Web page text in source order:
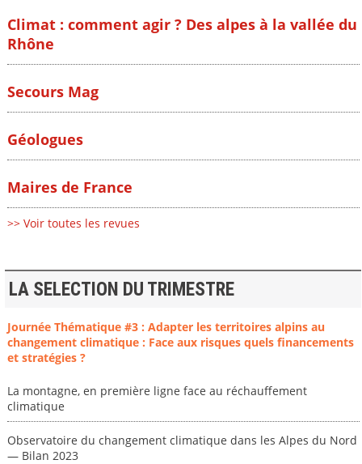
Climat : comment agir ? Des alpes à la vallée du
Rhône
Secours Mag
Géologues
Maires de France
>> Voir toutes les revues
LA SELECTION DU TRIMESTRE
Journée Thématique #3 : Adapter les territoires alpins au
changement climatique : Face aux risques quels financements
et stratégies ?
La montagne, en première ligne face au réchauffement
climatique
Observatoire du changement climatique dans les Alpes du Nord
— Bilan 2023